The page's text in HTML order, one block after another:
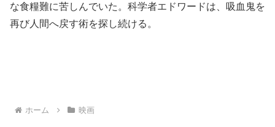
な食糧難に苦しんでいた。科学者エドワードは、吸血鬼を
再び人間へ戻す術を探し続ける。
ホーム 映画